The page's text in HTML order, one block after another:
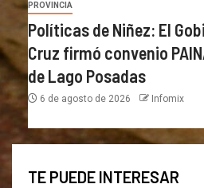
PROVINCIA
Políticas de Niñez: El
Cruz firmó convenio
de Lago Posadas
6 de agosto de 2026 Infomix
TE PUEDE INTERESAR